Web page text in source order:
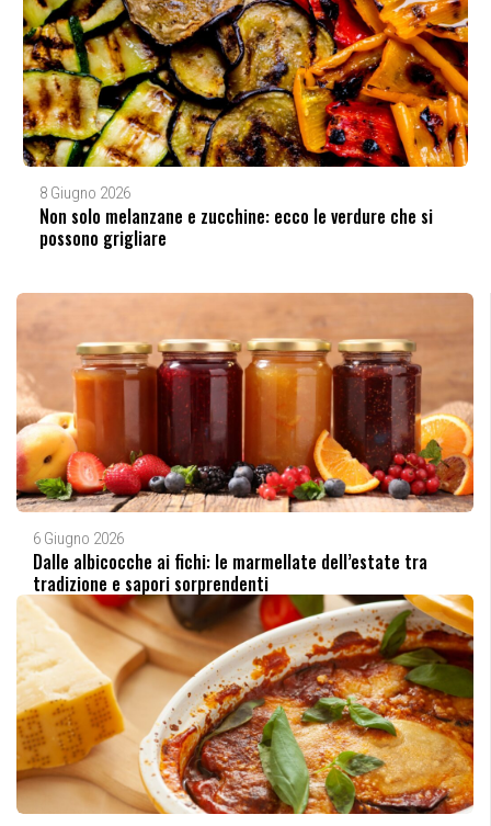
8 Giugno 2026
Non solo melanzane e zucchine: ecco le verdure che si
possono grigliare
6 Giugno 2026
Dalle albicocche ai fichi: le marmellate dell’estate tra
tradizione e sapori sorprendenti